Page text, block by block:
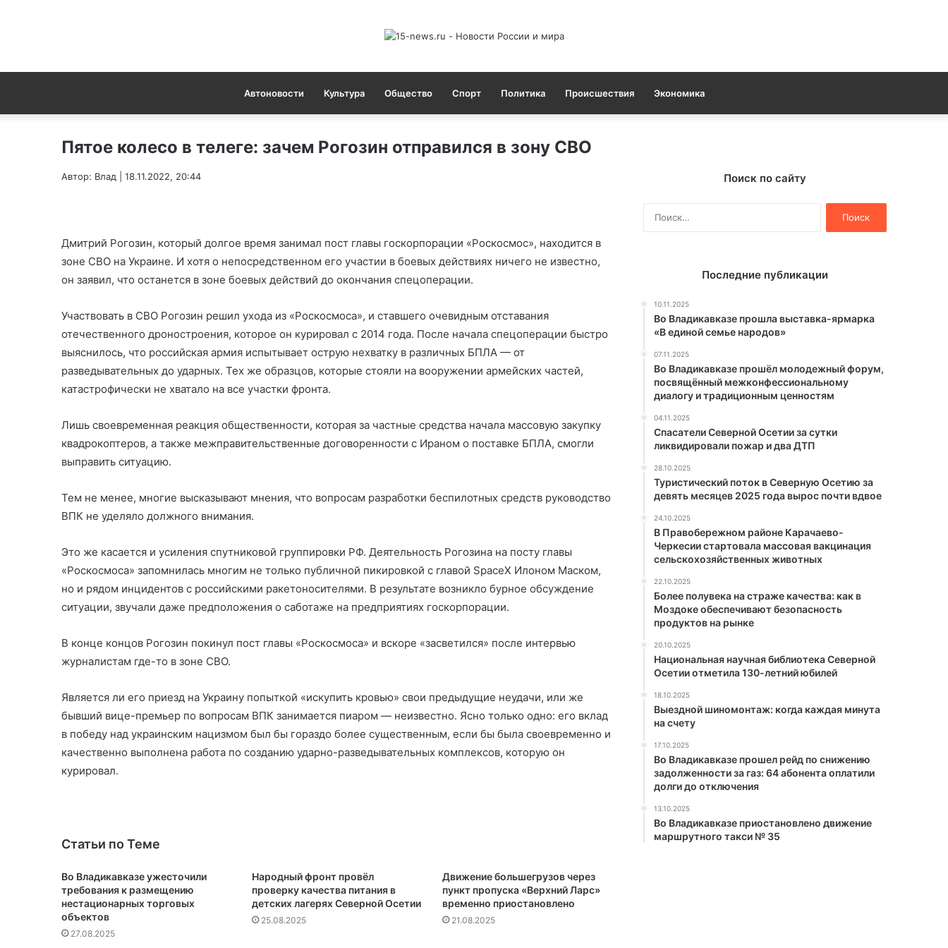
Автоновости Культура Общество Спорт Политика Происшествия Экономика
Пятое колесо в телеге: зачем Рогозин отправился в зону СВО
Автор: Влад | 18.11.2022, 20:44
Дмитрий Рогозин, который долгое время занимал пост главы госкорпорации «Роскосмос», находится в
зоне СВО на Украине. И хотя о непосредственном его участии в боевых действиях ничего не известно,
он заявил, что останется в зоне боевых действий до окончания спецоперации.
Участвовать в СВО Рогозин решил ухода из «Роскосмоса», и ставшего очевидным отставания
отечественного дроностроения, которое он курировал с 2014 года. После начала спецоперации быстро
выяснилось, что российская армия испытывает острую нехватку в различных БПЛА — от
разведывательных до ударных. Тех же образцов, которые стояли на вооружении армейских частей,
катастрофически не хватало на все участки фронта.
Лишь своевременная реакция общественности, которая за частные средства начала массовую закупку
квадрокоптеров, а также межправительственные договоренности с Ираном о поставке БПЛА, смогли
выправить ситуацию.
Тем не менее, многие высказывают мнения, что вопросам разработки беспилотных средств руководство
ВПК не уделяло должного внимания.
Это же касается и усиления спутниковой группировки РФ. Деятельность Рогозина на посту главы
«Роскосмоса» запомнилась многим не только публичной пикировкой с главой SpaceX Илоном Маском,
но и рядом инцидентов с российскими ракетоносителями. В результате возникло бурное обсуждение
ситуации, звучали даже предположения о саботаже на предприятиях госкорпорации.
В конце концов Рогозин покинул пост главы «Роскосмоса» и вскоре «засветился» после интервью
журналистам где-то в зоне СВО.
Является ли его приезд на Украину попыткой «искупить кровью» свои предыдущие неудачи, или же
бывший вице-премьер по вопросам ВПК занимается пиаром — неизвестно. Ясно только одно: его вклад
в победу над украинским нацизмом был бы гораздо более существенным, если бы была своевременно и
качественно выполнена работа по созданию ударно-разведывательных комплексов, которую он
курировал.
Статьи по Теме
Во Владикавказе ужесточили
требования к размещению
нестационарных торговых
объектов
27.08.2025
Народный фронт провёл
проверку качества питания в
детских лагерях Северной Осетии
25.08.2025
Движение большегрузов через
пункт пропуска «Верхний Ларс»
временно приостановлено
21.08.2025
Поиск по сайту
Последние публикации
10.11.2025
Во Владикавказе прошла выставка-ярмарка
«В единой семье народов»
07.11.2025
Во Владикавказе прошёл молодежный форум,
посвящённый межконфессиональному
диалогу и традиционным ценностям
04.11.2025
Спасатели Северной Осетии за сутки
ликвидировали пожар и два ДТП
28.10.2025
Туристический поток в Северную Осетию за
девять месяцев 2025 года вырос почти вдвое
24.10.2025
В Правобережном районе Карачаево-
Черкесии стартовала массовая вакцинация
сельскохозяйственных животных
22.10.2025
Более полувека на страже качества: как в
Моздоке обеспечивают безопасность
продуктов на рынке
20.10.2025
Национальная научная библиотека Северной
Осетии отметила 130-летний юбилей
18.10.2025
Выездной шиномонтаж: когда каждая минута
на счету
17.10.2025
Во Владикавказе прошел рейд по снижению
задолженности за газ: 64 абонента оплатили
долги до отключения
13.10.2025
Во Владикавказе приостановлено движение
маршрутного такси № 35